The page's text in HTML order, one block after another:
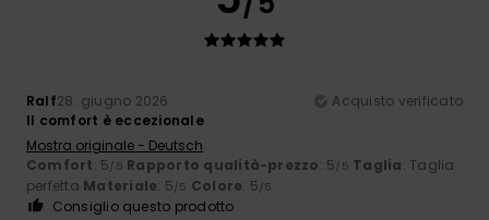
Ralf28. giugno 2026
Acquisto verificato
Il comfort è eccezionale
Mostra originale - Deutsch
Comfort: 5/5 Rapporto qualità-prezzo: 5/5 Taglia: Taglia
perfetta Materiale: 5/5 Colore: 5/5
Consiglio questo prodotto